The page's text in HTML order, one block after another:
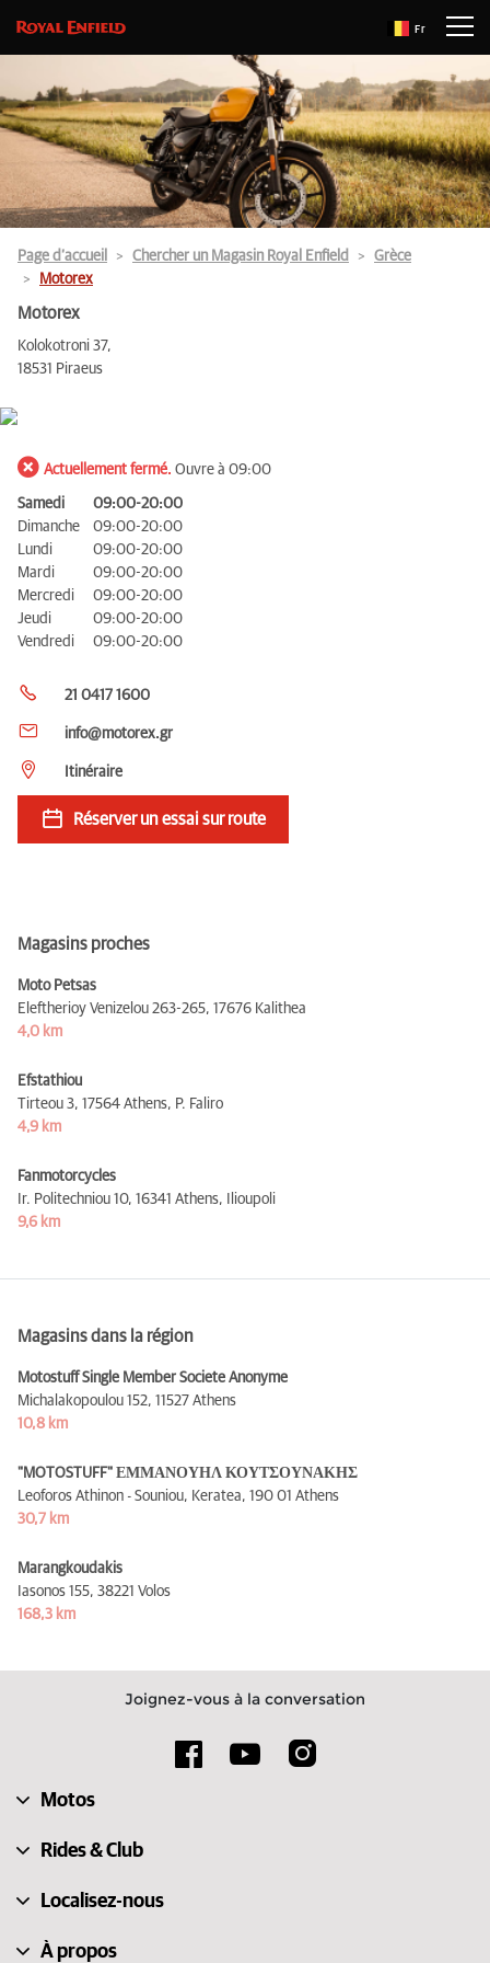
Fr
Page d’accueil Chercher un Magasin Royal Enfield
Grèce
Motorex
Motorex
Kolokotroni 37,
18531 Piraeus
Actuellement fermé. Ouvre à 09:00
Samedi
09:00-20:00
Dimanche
09:00-20:00
Lundi
09:00-20:00
Mardi
09:00-20:00
Mercredi
09:00-20:00
Jeudi
09:00-20:00
Vendredi
09:00-20:00
21 0417 1600
info@motorex.gr
Itinéraire
Réserver un essai sur route
Magasins proches
Moto Petsas
Eleftherioy Venizelou 263-265, 17676 Kalithea
4,0 km
Efstathiou
Tirteou 3, 17564 Athens, P. Faliro
4,9 km
Fanmotorcycles
Ir. Politechniou 10, 16341 Athens, Ilioupoli
9,6 km
Magasins dans la région
Motostuff Single Member Societe Anonyme
Michalakopoulou 152, 11527 Athens
10,8 km
"MOTOSTUFF" ΕΜΜΑΝΟΥΗΛ ΚΟΥΤΣΟΥΝΑΚΗΣ
Leoforos Athinon - Souniou, Keratea, 190 01 Athens
30,7 km
Marangkoudakis
Iasonos 155, 38221 Volos
168,3 km
Joignez-vous à la conversation
Motos
Rides & Club
Localisez-nous
À propos